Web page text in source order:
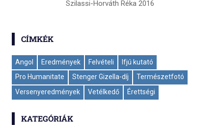
Szilassi-Horváth Réka 2016
CÍMKÉK
Angol Eredmények Felvételi
Ifjú kutató
Pro Humanitate
Stenger Gizella-díj
Természetfotó
Versenyeredmények
Vetélkedő Érettségi
KATEGÓRIÁK